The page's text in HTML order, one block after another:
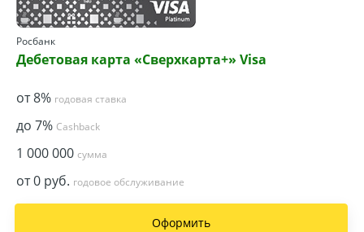
Росбанк
Дебетовая карта «Сверхкарта+» Visa
от 8% годовая ставка
до 7% Cashback
1 000 000 сумма
от 0 руб. годовое обслуживание
Оформить